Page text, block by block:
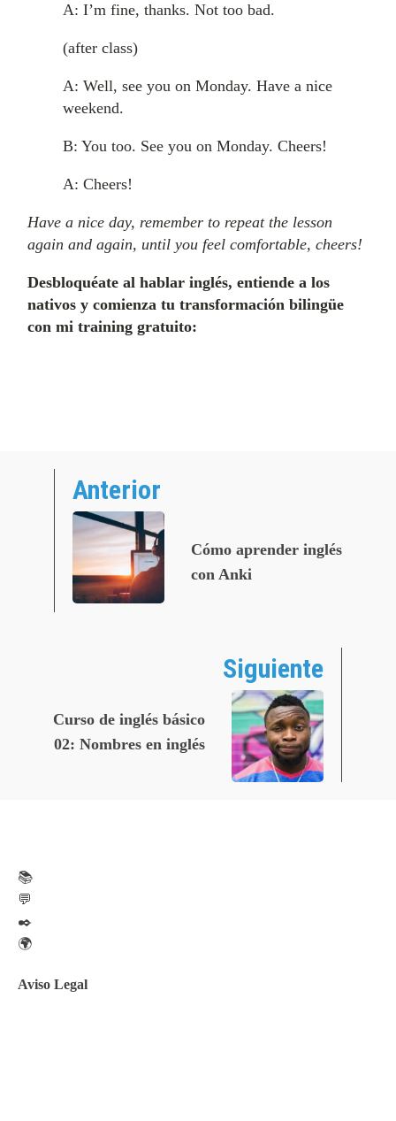
A: I’m fine, thanks. Not too bad.
(after class)
A: Well, see you on Monday. Have a nice
weekend.
B: You too. See you on Monday. Cheers!
A: Cheers!
Have a nice day, remember to repeat the lesson
again and again, until you feel comfortable, cheers!
Desbloquéate al hablar inglés, entiende a los
nativos y comienza tu transformación bilingüe
con mi training gratuito:
Anterior
Cómo aprender inglés
con Anki
Siguiente
Curso de inglés básico
02: Nombres en inglés
📚
💬
✒️
🌍
Aviso Legal